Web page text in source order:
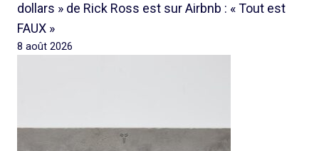
dollars » de Rick Ross est sur Airbnb : « Tout est
FAUX »
8 août 2026